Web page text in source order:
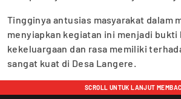
Tingginya antusias masyarakat dalam
menyiapkan kegiatan ini menjadi bukti
kekeluargaan dan rasa memiliki
sangat kuat di Desa Langere.